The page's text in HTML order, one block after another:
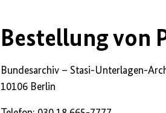
Bestellung von
Bundesarchiv – Stasi-Unterlagen-
10106 Berlin